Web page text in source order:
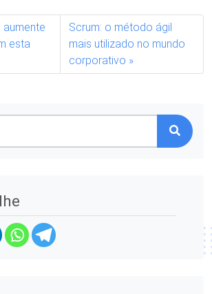
aumente
esta
Scrum: o método ágil
mais utilizado no mundo
corporativo